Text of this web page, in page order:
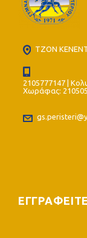
ΤΖΟΝ
2105777147 |
Χωράφας: